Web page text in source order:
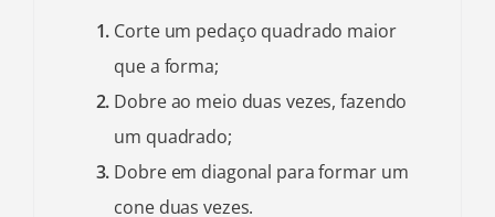
Corte um pedaço quadrado maior
que a forma;
Dobre ao meio duas vezes, fazendo
um quadrado;
Dobre em diagonal para formar um
cone duas vezes.